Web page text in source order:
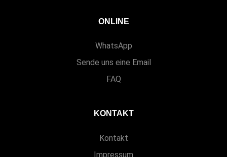
ONLINE
WhatsApp
Sende uns eine Email
FAQ
KONTAKT
Kontakt
Impressum